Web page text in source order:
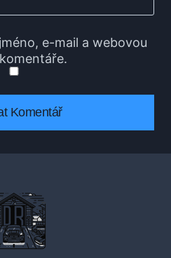
e-mail a webovou